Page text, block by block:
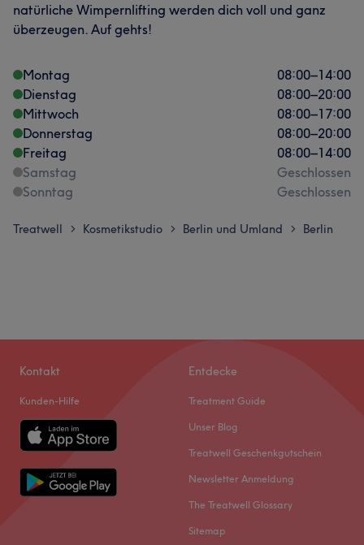
natürliche Wimpernlifting werden dich voll und ganz
überzeugen. Auf gehts!
Montag 08:00–14:00
Dienstag
08:00–20:00
Mittwoch
08:00–17:00
Donnerstag
08:00–20:00
Freitag
08:00–14:00
Samstag
Geschlossen
Sonntag
Geschlossen
Treatwell > Kosmetikstudio > Berlin und Umland > Berlin
Kontakt
Kunden-Hilfe
Entdecke
Treatment Guide
Unser Blog
Treatwell Geschenkgutschein
Newsletter Anmeldung
The Treatwell Glossary
Sitemap